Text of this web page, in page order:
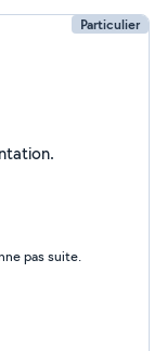
Particulier
ma présentation.
pas suite.